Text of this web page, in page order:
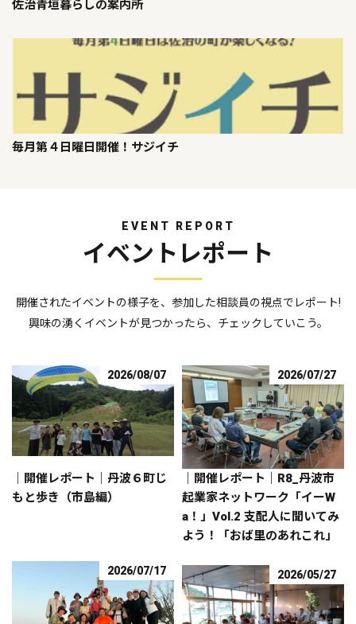
佐治青垣暮らしの案内所
毎月第４日曜日開催！サジイチ
EVENT REPORT
イベントレポート
開催されたイベントの様子を、参加した相談員の視点でレポート!
興味の湧くイベントが見つかったら、チェックしていこう。
2026/08/07
｜開催レポート｜丹波６町じ
もと歩き（市島編）
2026/07/27
｜開催レポート｜R8_丹波市
起業家ネットワーク「イーW
a！」Vol.2 支配人に聞いてみ
よう！「おば里のあれこれ」
2026/07/17 2026/05/27